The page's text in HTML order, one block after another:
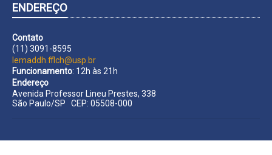
ENDEREÇO
Contato
(11) 3091-8595
lemaddh.fflch@usp.br
Funcionamento: 12h às 21h
Endereço
Avenida Professor Lineu Prestes, 338
São Paulo/SP CEP: 05508-000